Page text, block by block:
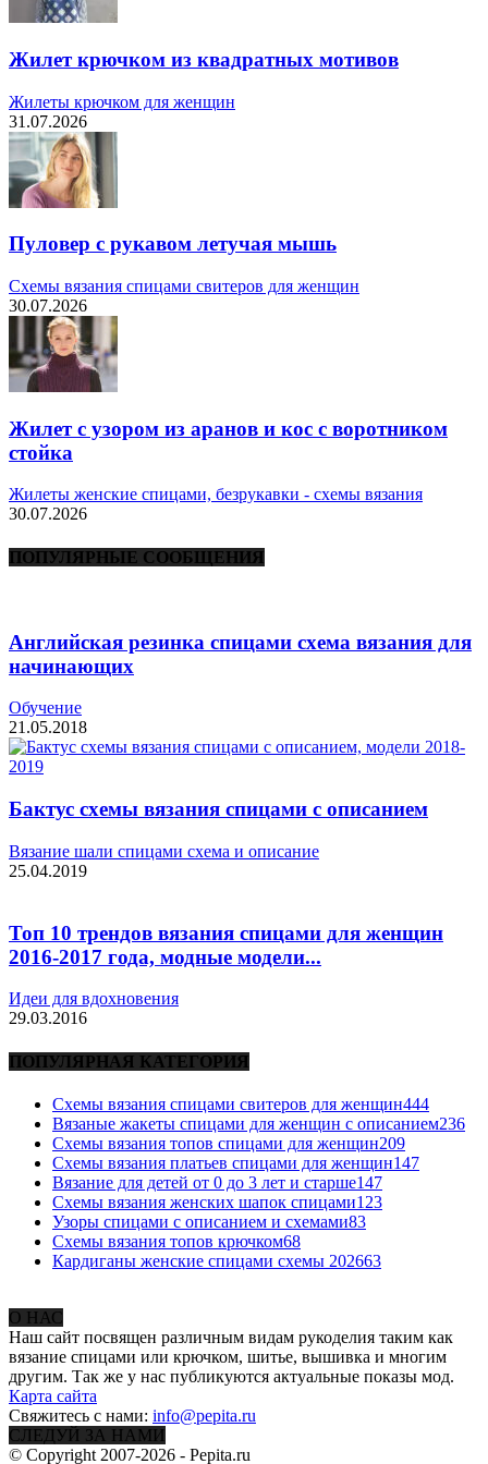
Жилет крючком из квадратных мотивов
Жилеты крючком для женщин
31.07.2026
Пуловер с рукавом летучая мышь
Схемы вязания спицами свитеров для женщин
30.07.2026
Жилет с узором из аранов и кос с воротником
стойка
Жилеты женские спицами, безрукавки - схемы вязания
30.07.2026
ПОПУЛЯРНЫЕ СООБЩЕНИЯ
Английская резинка спицами схема вязания для
начинающих
Обучение
21.05.2018
Бактус схемы вязания спицами с описанием
Вязание шали спицами схема и описание
25.04.2019
Топ 10 трендов вязания спицами для женщин
2016-2017 года, модные модели...
Идеи для вдохновения
29.03.2016
ПОПУЛЯРНАЯ КАТЕГОРИЯ
Схемы вязания спицами свитеров для женщин444
Вязаные жакеты спицами для женщин с описанием236
Схемы вязания топов спицами для женщин209
Схемы вязания платьев спицами для женщин147
Вязание для детей от 0 до 3 лет и старше147
Схемы вязания женских шапок спицами123
Узоры спицами с описанием и схемами83
Схемы вязания топов крючком68
Кардиганы женские спицами схемы 202663
О НАС
Наш сайт посвящен различным видам рукоделия таким как
вязание спицами или крючком, шитье, вышивка и многим
другим. Так же у нас публикуются актуальные показы мод.
Карта сайта
Свяжитесь с нами: info@pepita.ru
СЛЕДУЙ ЗА НАМИ
© Copyright 2007-2026 - Pepita.ru